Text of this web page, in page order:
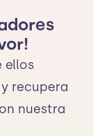
ellos
recupera
nuestra